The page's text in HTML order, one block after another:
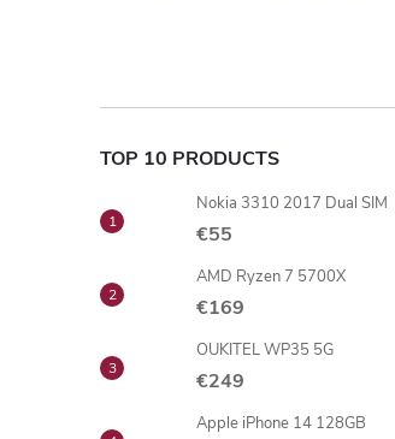
TOP 10 PRODUCTS
Nokia 3310 2017 Dual SIM
€55
AMD Ryzen 7 5700X
€169
OUKITEL WP35 5G
€249
Apple iPhone 14 128GB